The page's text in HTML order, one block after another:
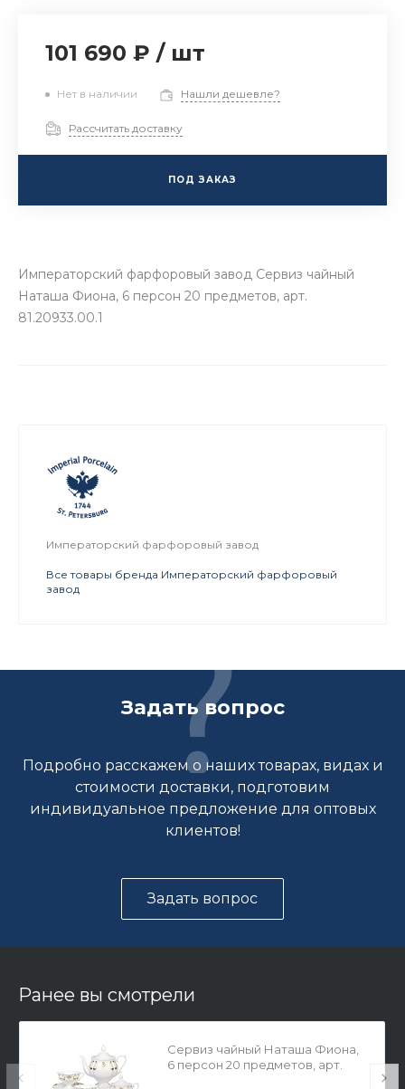
101 690 ₽ / шт
Нет в наличии Нашли дешевле?
Рассчитать доставку
ПОД ЗАКАЗ
Императорский фарфоровый завод Сервиз чайный
Наташа Фиона, 6 персон 20 предметов, арт.
81.20933.00.1
Императорский фарфоровый завод
Все товары бренда Императорский фарфоровый
завод
Задать вопрос
Подробно расскажем о наших товарах, видах и
стоимости доставки, подготовим
индивидуальное предложение для оптовых
клиентов!
Задать вопрос
Ранее вы смотрели
Сервиз чайный Наташа Фиона,
6 персон 20 предметов, арт.